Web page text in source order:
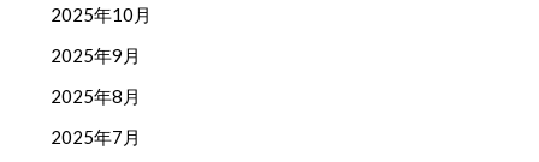
2025年10月
2025年9月
2025年8月
2025年7月